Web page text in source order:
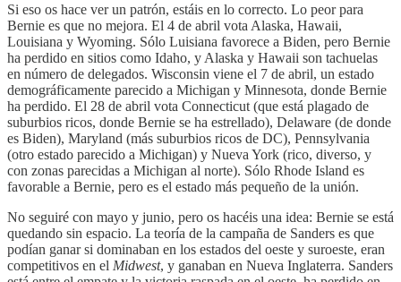
Si eso os hace ver un patrón, estáis en lo correcto. Lo peor para
Bernie es que no mejora. El 4 de abril vota Alaska, Hawaii,
Louisiana y Wyoming. Sólo Luisiana favorece a Biden, pero Bernie
ha perdido en sitios como Idaho, y Alaska y Hawaii son tachuelas
en número de delegados. Wisconsin viene el 7 de abril, un estado
demográficamente parecido a Michigan y Minnesota, donde Bernie
ha perdido. El 28 de abril vota Connecticut (que está plagado de
suburbios ricos, donde Bernie se ha estrellado), Delaware (de donde
es Biden), Maryland (más suburbios ricos de DC), Pennsylvania
(otro estado parecido a Michigan) y Nueva York (rico, diverso, y
con zonas parecidas a Michigan al norte). Sólo Rhode Island es
favorable a Bernie, pero es el estado más pequeño de la unión.
No seguiré con mayo y junio, pero os hacéis una idea: Bernie se está
quedando sin espacio. La teoría de la campaña de Sanders es que
podían ganar si dominaban en los estados del oeste y suroeste, eran
competitivos en el Midwest, y ganaban en Nueva Inglaterra. Sanders